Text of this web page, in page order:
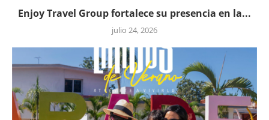
Enjoy Travel Group fortalece su presencia en la...
julio 24, 2026